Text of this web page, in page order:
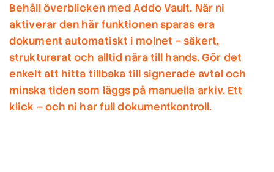
Behåll överblicken med Addo Vault. När ni
aktiverar den här funktionen sparas era
dokument automatiskt i molnet – säkert,
strukturerat och alltid nära till hands. Gör det
enkelt att hitta tillbaka till signerade avtal och
minska tiden som läggs på manuella arkiv. Ett
klick – och ni har full dokumentkontroll.